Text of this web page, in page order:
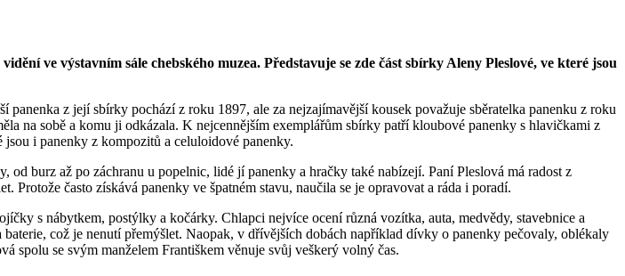
ve výstavním sále chebského muzea. Představuje se zde část sbírky Aleny Pleslové, ve které jsou
z její sbírky pochází z roku 1897, ale za nejzajímavější kousek považuje sběratelka panenku z roku
na sobě a komu ji odkázala. K nejcennějším exemplářům sbírky patří kloubové panenky s hlavičkami z
i panenky z kompozitů a celuloidové panenky.
burz až po záchranu u popelnic, lidé jí panenky a hračky také nabízejí. Paní Pleslová má radost z
často získává panenky ve špatném stavu, naučila se je opravovat a ráda i poradí.
s nábytkem, postýlky a kočárky. Chlapci nejvíce ocení různá vozítka, auta, medvědy, stavebnice a
což je nenutí přemýšlet. Naopak, v dřívějších dobách například dívky o panenky pečovaly, oblékaly
spolu se svým manželem Františkem věnuje svůj veškerý volný čas.